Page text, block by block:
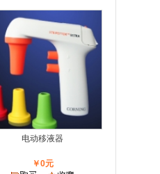
电动移液器
￥0元